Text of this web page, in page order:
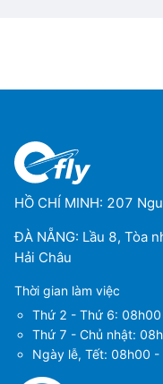
HỒ CHÍ MINH: 207
ĐÀ NẴNG: Lầu 8, Tòa
Hải Châu
Thời gian làm việc
Thứ 2 - Thứ 6:
Thứ 7 - Chủ nhật:
Ngày lễ, Tết: 08h00